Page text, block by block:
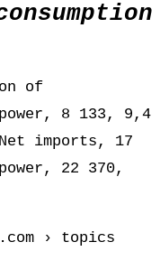
of
8 133, 9,4
imports, 17
22 370,
› topics